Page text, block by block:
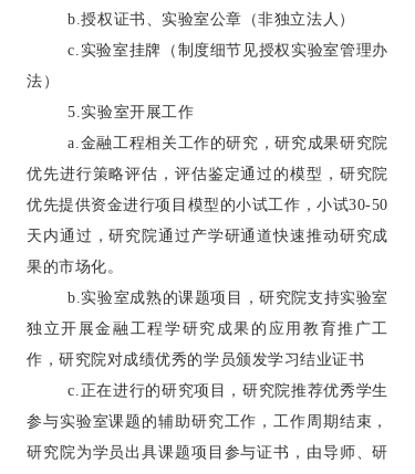
b.授权证书、实验室公章（非独立法人）
c. 实验室挂牌（制度细节见授权实验室管理办
法）
5.实验室开展工作
a.金融工程相关工作的研究，研究成果研究院
优先进行策略评估，评估鉴定通过的模型，研究院
优先提供资金进行项目模型的小试工作，小试30-50
天内通过，研究院通过产学研通道快速推动研究成
果的市场化。
b.实验室成熟的课题项目，研究院支持实验室
独立开展金融工程学研究成果的应用教育推广工
作，研究院对成绩优秀的学员颁发学习结业证书
c. 正在进行的研究项目，研究院推荐优秀学生
参与实验室课题的辅助研究工作，工作周期结束，
研究院为学员出具课题项目参与证书，由导师、研